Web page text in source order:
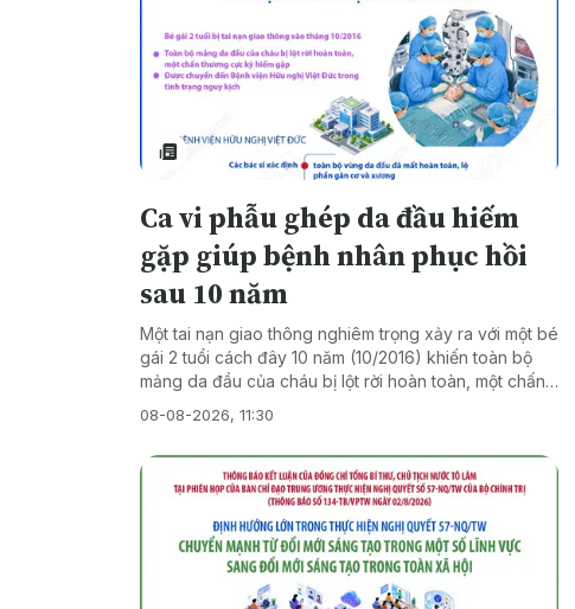
Ca vi phẫu ghép da đầu hiếm
gặp giúp bệnh nhân phục hồi
sau 10 năm
Một tai nạn giao thông nghiêm trọng xảy ra với một bé
gái 2 tuổi cách đây 10 năm (10/2016) khiến toàn bộ
mảng da đầu của cháu bị lột rời hoàn toàn, một chấn
bệnh viện địa phương, bệnh nhi được chuyển khẩn
cấp đến Bệnh viện Hữu nghị Việt Đức trong tình trạng
nguy kịch. Tại bệnh viện, ê-kíp phẫu thuật triển khai
ca nối ghép kéo dài liên tục 10 giờ xuyên đêm và đã
thực hiện thành công. Theo Bệnh viện Hữu nghị Việt
Đức, đây là một trong những trường hợp ghép lại toàn
bộ da đầu thành công ở trẻ nhỏ đầu tiên tại Việt Nam,
đồng thời là ca bệnh đặc biệt hiếm gặp trên thế giới.
08-08-2026, 11:30